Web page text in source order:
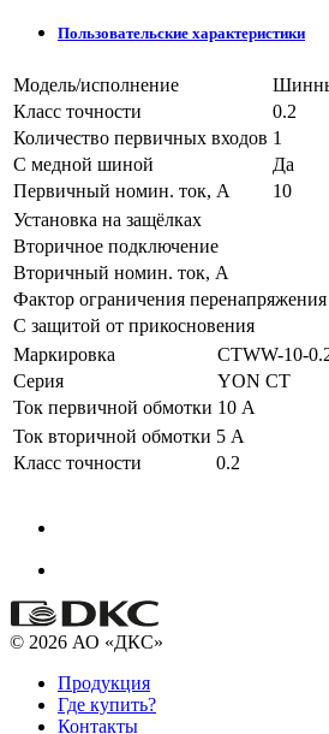
Пользовательские характеристики
Модель/исполнение
Класс точности
0.2
Количество первичных входов 1
С медной шиной
Да
Первичный номин. ток, А
10
Установка на защёлках
Вторичное подключение
Вторичный номин. ток, А
Фактор ограничения перенапряжения
С защитой от прикосновения
Маркировка
CTWW-10-
Серия
YON CT
Ток первичной обмотки 10 А
Ток вторичной обмотки 5 А
Класс точности
0.2
© 2026 АО «ДКС»
Продукция
Где купить?
Контакты